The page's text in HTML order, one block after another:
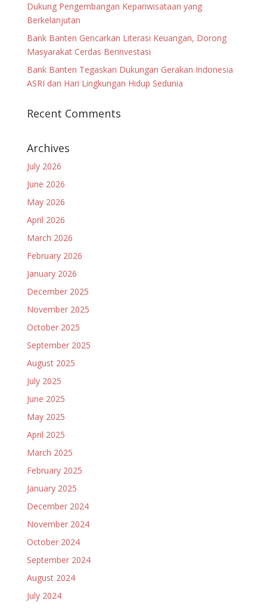
Dukung Pengembangan Kepariwisataan yang
Berkelanjutan
Bank Banten Gencarkan Literasi Keuangan, Dorong
Masyarakat Cerdas Berinvestasi
Bank Banten Tegaskan Dukungan Gerakan Indonesia
ASRI dan Hari Lingkungan Hidup Sedunia
Recent Comments
Archives
July 2026
June 2026
May 2026
April 2026
March 2026
February 2026
January 2026
December 2025
November 2025
October 2025
September 2025
August 2025
July 2025
June 2025
May 2025
April 2025
March 2025
February 2025
January 2025
December 2024
November 2024
October 2024
September 2024
August 2024
July 2024